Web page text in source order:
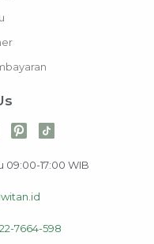
09:00-17:00 WIB
7664-598